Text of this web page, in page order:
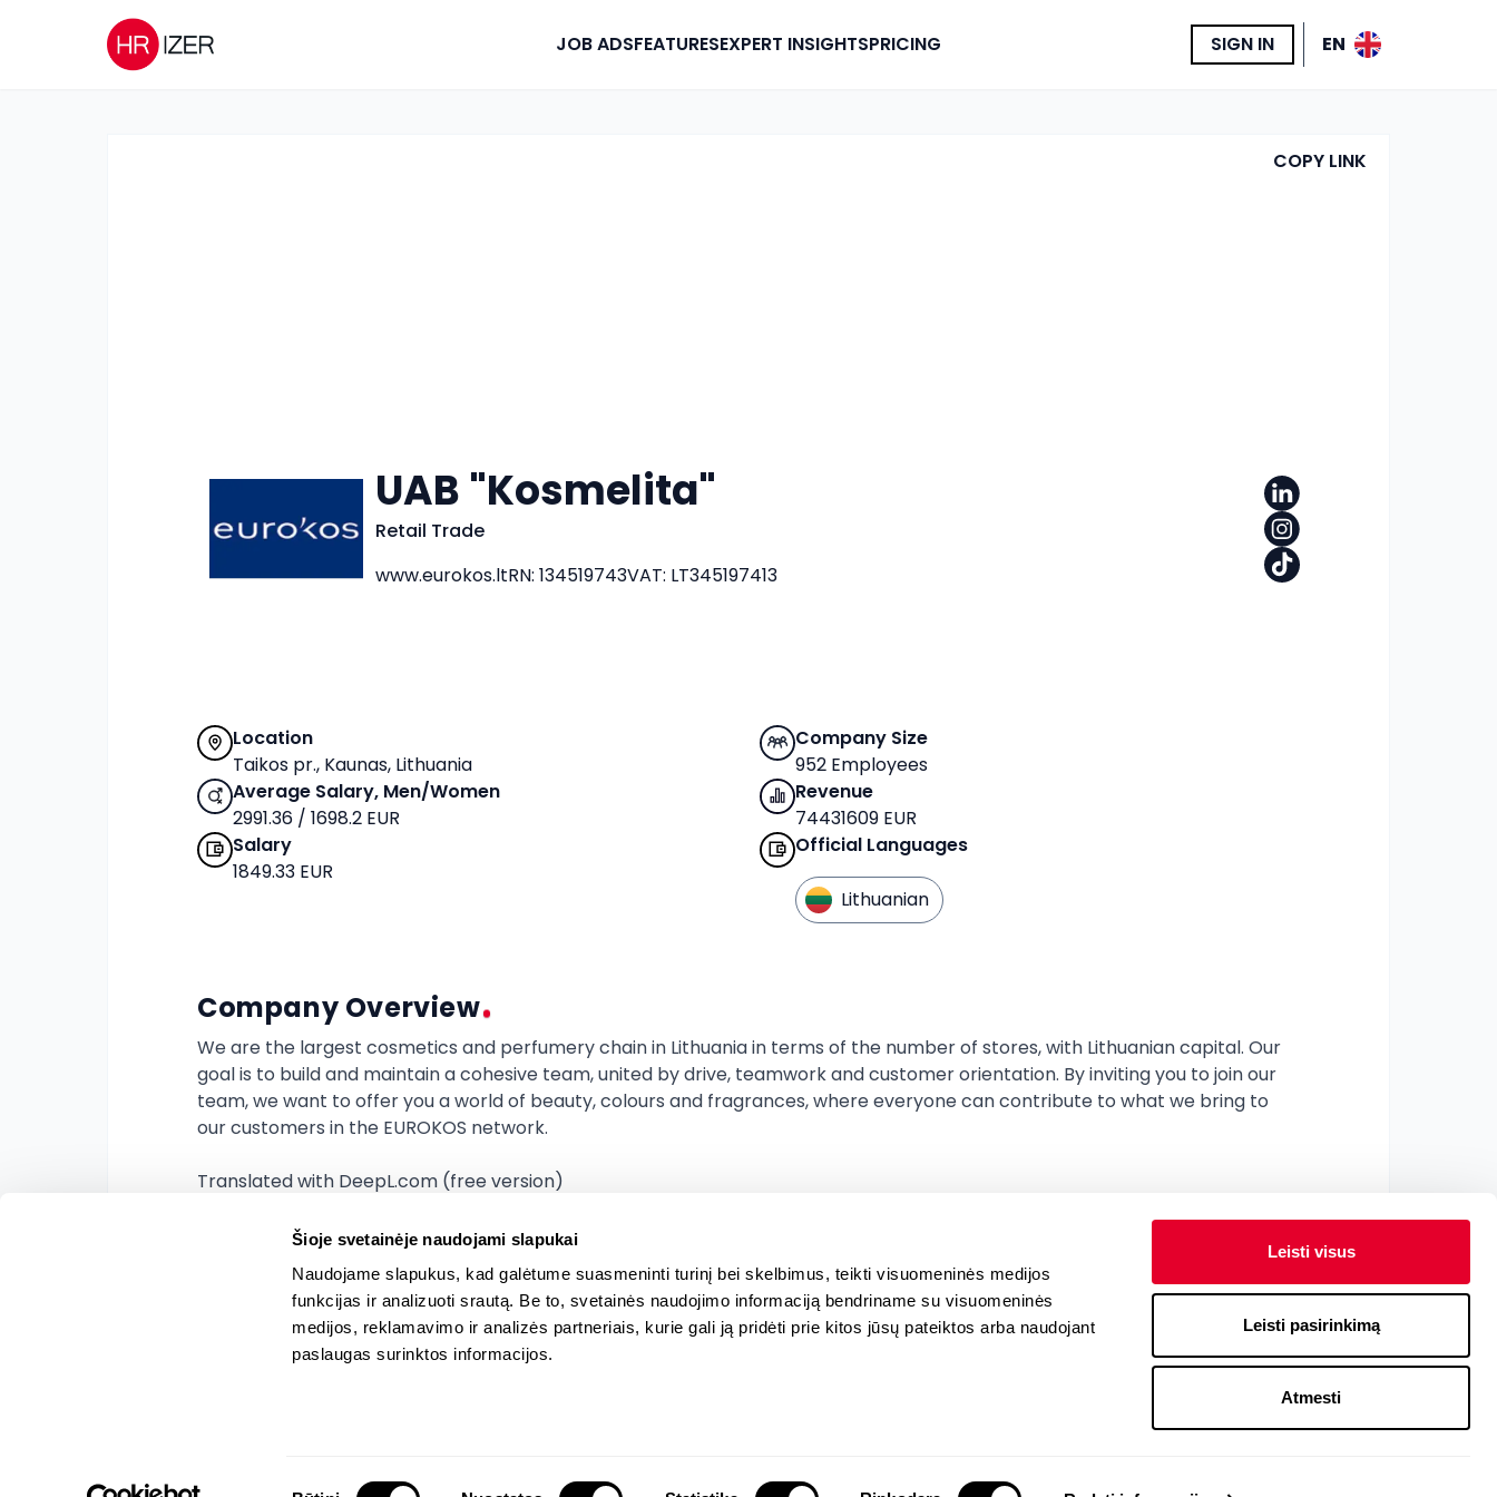
Šioje svetainėje naudojami slapukai
Naudojame slapukus, kad galėtume suasmeninti turinį bei skelbimus, teikti visuomeninės medijos
funkcijas ir analizuoti srautą. Be to, svetainės naudojimo informaciją bendriname su visuomeninės
medijos, reklamavimo ir analizės partneriais, kurie gali ją pridėti prie kitos jūsų pateiktos arba naudojant
paslaugas surinktos informacijos.
Leisti visus
Leisti pasirinkimą
Atmesti
JOB ADSFEATURESEXPERT INSIGHTSPRICING SIGN IN EN
COPY LINK
UAB "Kosmelita"
Retail Trade
www.eurokos.ltRN: 134519743VAT: LT345197413
Location
Taikos pr., Kaunas, Lithuania
Company Size
952 Employees
Average Salary, Men/Women
2991.36 / 1698.2 EUR
Revenue
74431609 EUR
Salary
1849.33 EUR
Official Languages
Lithuanian
Company Overview
We are the largest cosmetics and perfumery chain in Lithuania in terms of the number of stores, with Lithuanian capital. Our
goal is to build and maintain a cohesive team, united by drive, teamwork and customer orientation. By inviting you to join our
team, we want to offer you a world of beauty, colours and fragrances, where everyone can contribute to what we bring to
our customers in the EUROKOS network.
Translated with DeepL.com (free version)